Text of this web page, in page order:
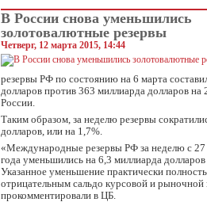
В России снова уменьшились
золотовалютные резервы
Четверг, 12 марта 2015, 14:44
резервы РФ по состоянию на 6 марта
долларов против 363 миллиарда долларов
России.
Таким образом, за неделю резервы
долларов, или на 1,7%.
«Международные резервы РФ за неделю с 27
года уменьшились на 6,3 миллиарда
Указанное уменьшение практически
отрицательным сальдо курсовой и
прокомментировали в ЦБ.